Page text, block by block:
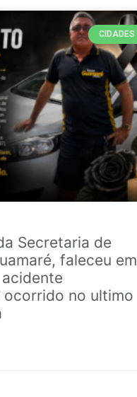
CIDADES
Secretaria de
faleceu em
no ultimo